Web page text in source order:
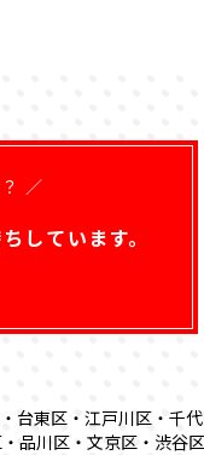
／
しています。
台東区・江戸川区・千
品川区・文京区・渋谷